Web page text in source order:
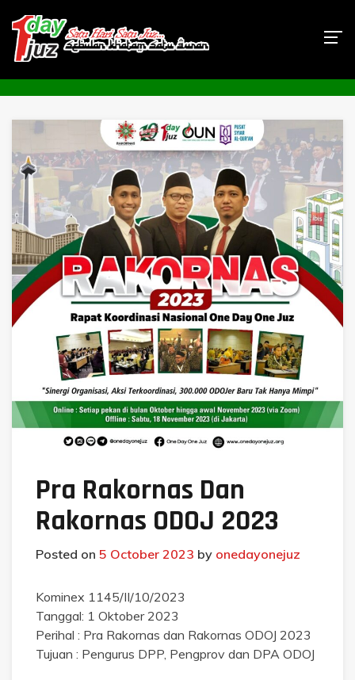
Pra Rakornas Dan
Rakornas ODOJ 2023
Posted on 5 October 2023 by onedayonejuz
Kominex 1145/II/10/2023
Tanggal: 1 Oktober 2023
Perihal : Pra Rakornas dan Rakornas ODOJ 2023
Tujuan : Pengurus DPP, Pengprov dan DPA ODOJ